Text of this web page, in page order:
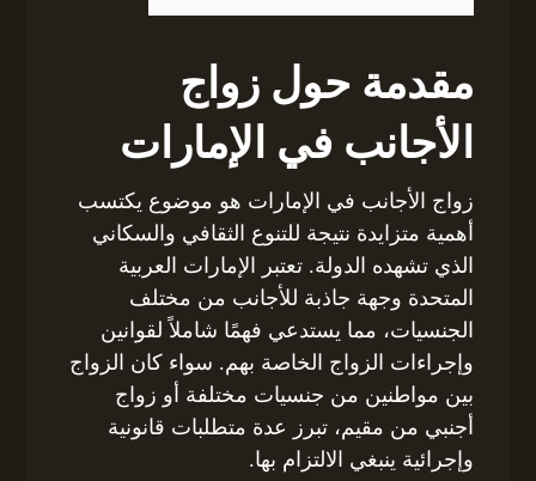
مقدمة حول زواج
الأجانب في الإمارات
زواج الأجانب في الإمارات هو موضوع يكتسب
أهمية متزايدة نتيجة للتنوع الثقافي والسكاني
الذي تشهده الدولة. تعتبر الإمارات العربية
المتحدة وجهة جاذبة للأجانب من مختلف
الجنسيات، مما يستدعي فهمًا شاملاً لقوانين
وإجراءات الزواج الخاصة بهم. سواء كان الزواج
بين مواطنين من جنسيات مختلفة أو زواج
أجنبي من مقيم، تبرز عدة متطلبات قانونية
وإجرائية ينبغي الالتزام بها.